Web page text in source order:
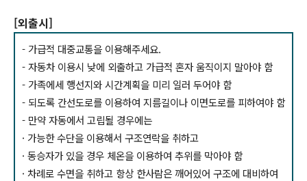
[외출시]
- 가급적 대중교통을 이용해주세요.
- 자동차 이용시 낮에 외출하고 가급적 혼자 움직이지 말아야 함
- 가족에세 행선지와 시간계획을 미리 일러 두어야 함
- 되도록 간선도로를 이용하여 지름길이나 이면도로를 피하여야 함
- 만약 자동에서 고립될 경우에는
· 가능한 수단을 이용해서 구조연락을 취하고
· 동승자가 있을 경우 체온을 이용하여 추위를 막아야 함
· 차례로 수면을 취하고 항상 한사람은 깨어있어 구조에 대비하여